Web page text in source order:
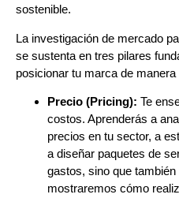
sostenible.
La investigación de mercado
se sustenta en tres pilares
posicionar tu marca de manera
Precio (Pricing): Te
costos. Aprenderás a
precios en tu sector, a
a diseñar paquetes de
gastos, sino que
mostraremos cómo